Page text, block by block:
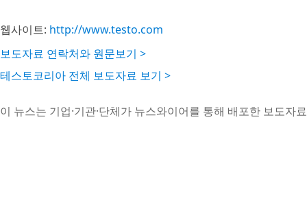
웹사이트: http://www.testo.com
보도자료 연락처와 원문보기 >
테스토코리아 전체 보도자료 보기 >
이 뉴스는 기업·기관·단체가 뉴스와이어를 통해 배포한 보도자